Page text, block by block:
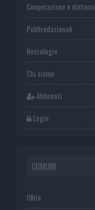
Cooperazione e dintorni
Publiredazionali
Necrologie
Chi siamo
Abbonati
Login
COMUNI
Olbia